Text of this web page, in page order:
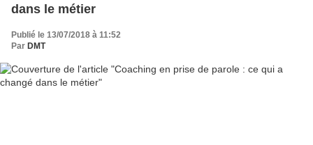
dans le métier
Publié le 13/07/2018 à 11:52
Par DMT